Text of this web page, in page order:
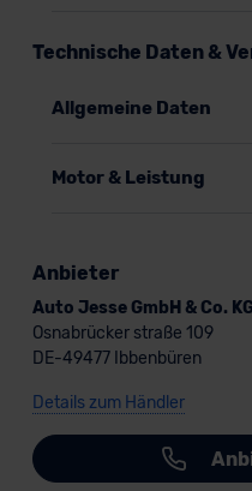
Technische Daten &
Allgemeine Daten
Motor & Leistung
Anbieter
Auto Jesse GmbH & Co.
Osnabrücker straße 109
DE-49477 Ibbenbüren
Details zum Händler